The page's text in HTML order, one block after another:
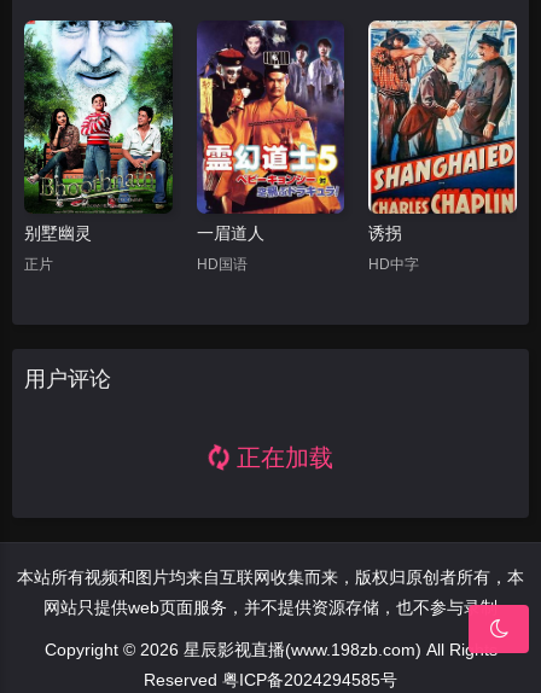
别墅幽灵
正片
一眉道人
HD国语
诱拐
HD中字
用户评论
正在加载
本站所有视频和图片均来自互联网收集而来，版权归原创者所有，本
网站只提供web页面服务，并不提供资源存储，也不参与录制
Copyright © 2026 星辰影视直播(www.198zb.com) All Rights
Reserved 粤ICP备2024294585号